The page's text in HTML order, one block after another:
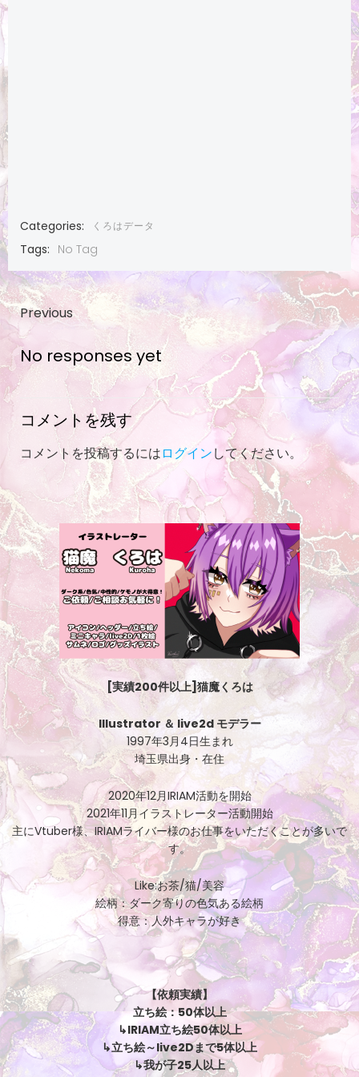
Categories: くろはデータ
Tags: No Tag
Post
navigation
Previous
No responses yet
コメントを残す
コメントを投稿するにはログインしてください。
[実績200件以上]猫魔くろは
Illustrator ＆ live2d モデラー
1997年3月4日生まれ
埼玉県出身・在住
2020年12月IRIAM活動を開始
2021年11月イラストレーター活動開始
主にVtuber様、IRIAMライバー様のお仕事をいただくことが多いで
す。
Like:お茶/猫/美容
絵柄：ダーク寄りの色気ある絵柄
得意：人外キャラが好き
【依頼実績】
立ち絵：50体以上
↳IRIAM立ち絵50体以上
↳立ち絵～live2Dまで5体以上
↳我が子25人以上